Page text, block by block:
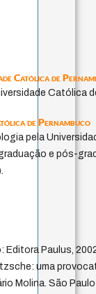
Católica de
Católica
de Pernambuco
pela
e pós-
Editora Paulus,
uma
Molina. São